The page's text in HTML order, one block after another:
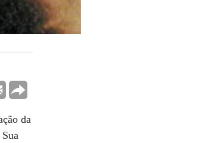
da